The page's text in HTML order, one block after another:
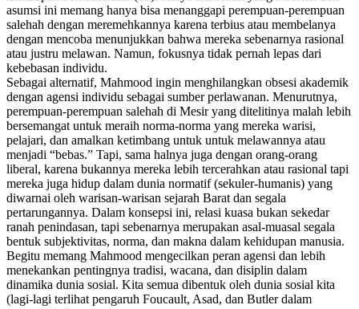
asumsi ini memang hanya bisa menanggapi perempuan-perempuan
salehah dengan meremehkannya karena terbius atau membelanya
dengan mencoba menunjukkan bahwa mereka sebenarnya rasional
atau justru melawan. Namun, fokusnya tidak pernah lepas dari
kebebasan individu.
Sebagai alternatif, Mahmood ingin menghilangkan obsesi akademik
dengan agensi individu sebagai sumber perlawanan. Menurutnya,
perempuan-perempuan salehah di Mesir yang ditelitinya malah lebih
bersemangat untuk meraih norma-norma yang mereka warisi,
pelajari, dan amalkan ketimbang untuk untuk melawannya atau
menjadi “bebas.” Tapi, sama halnya juga dengan orang-orang
liberal, karena bukannya mereka lebih tercerahkan atau rasional tapi
mereka juga hidup dalam dunia normatif (sekuler-humanis) yang
diwarnai oleh warisan-warisan sejarah Barat dan segala
pertarungannya. Dalam konsepsi ini, relasi kuasa bukan sekedar
ranah penindasan, tapi sebenarnya merupakan asal-muasal segala
bentuk subjektivitas, norma, dan makna dalam kehidupan manusia.
Begitu memang Mahmood mengecilkan peran agensi dan lebih
menekankan pentingnya tradisi, wacana, dan disiplin dalam
dinamika dunia sosial. Kita semua dibentuk oleh dunia sosial kita
(lagi-lagi terlihat pengaruh Foucault, Asad, dan Butler dalam